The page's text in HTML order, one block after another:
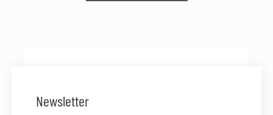
Newsletter